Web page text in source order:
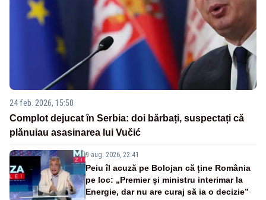
24 feb. 2026, 15:50
Complot dejucat în Serbia: doi bărbați, suspectați că
plănuiau asasinarea lui Vučić
9 aug. 2026, 22:41
Peiu îl acuză pe Bolojan că ține România
pe loc: „Premier și ministru interimar la
Energie, dar nu are curaj să ia o decizie”